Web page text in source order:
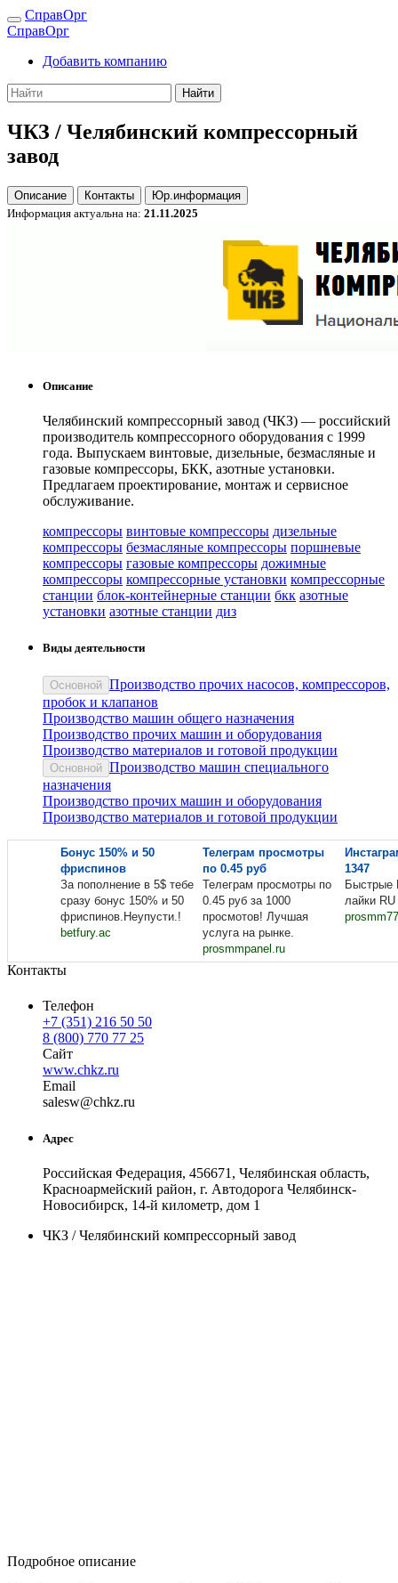
СправОрг
СправОрг
Добавить компанию
Найти
ЧКЗ / Челябинский компрессорный
завод
Описание Контакты
Юр.информация
Информация актуальна на: 21.11.2025
Описание
Челябинский компрессорный завод (ЧКЗ) — российский
производитель компрессорного оборудования с 1999
года. Выпускаем винтовые, дизельные, безмасляные и
газовые компрессоры, БКК, азотные установки.
Предлагаем проектирование, монтаж и сервисное
обслуживание.
компрессоры винтовые компрессоры дизельные
компрессоры безмасляные компрессоры поршневые
компрессоры газовые компрессоры дожимные
компрессоры компрессорные установки компрессорные
станции блок-контейнерные станции бкк азотные
установки азотные станции диз
Виды деятельности
Основной Производство прочих насосов, компрессоров,
пробок и клапанов
Производство машин общего назначения
Производство прочих машин и оборудования
Производство материалов и готовой продукции
Основной Производство машин специального
назначения
Производство прочих машин и оборудования
Производство материалов и готовой продукции
Бонус 150% и 50
фриспинов
За пополнение в 5$ тебе
сразу бонус 150% и 50
фриспинов.Неупусти.!
betfury.ac
Телеграм просмотры
по 0.45 руб
Телеграм просмотры по
0.45 руб за 1000
просмотов! Лучшая
услуга на рынке.
prosmmpanel.ru
1347
Быстрые
лайки
Контакты
Телефон
+7 (351) 216 50 50
8 (800) 770 77 25
Сайт
www.chkz.ru
Email
salesw@chkz.ru
Адрес
Российская Федерация, 456671, Челябинская область,
Красноармейский район, г. Автодорога Челябинск-
Новосибирск, 14-й километр, дом 1
ЧКЗ / Челябинский компрессорный завод
Подробное описание